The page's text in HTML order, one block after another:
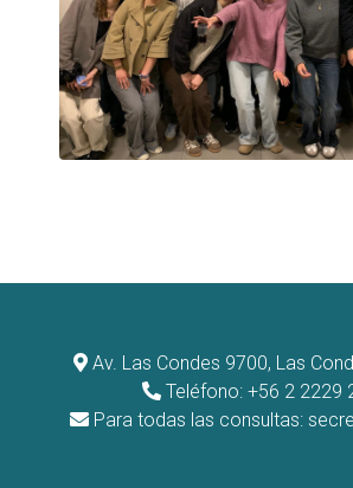
Av. Las Condes 9700, Las
Teléfono: +56 2 2229
Para todas las consultas: